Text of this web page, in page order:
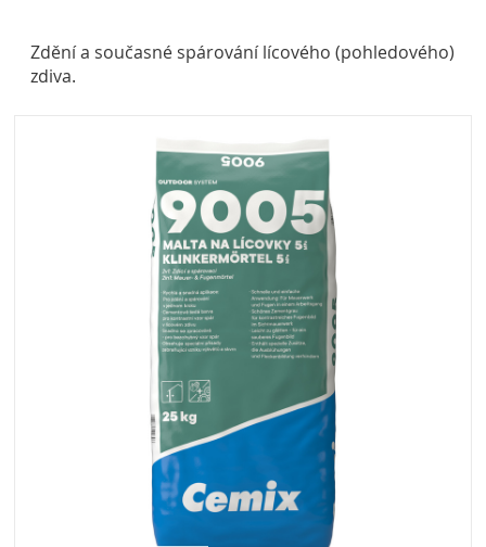
Zdění a současné spárování lícového (pohledového)
zdiva.